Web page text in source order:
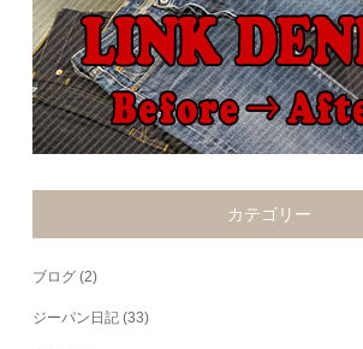
カテゴリー
ブログ (2)
ジーパン日記 (33)